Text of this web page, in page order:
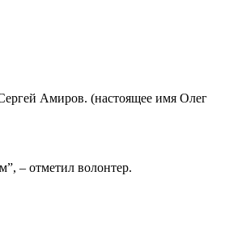
Амиров. (настоящее имя Олег
– отметил волонтер.